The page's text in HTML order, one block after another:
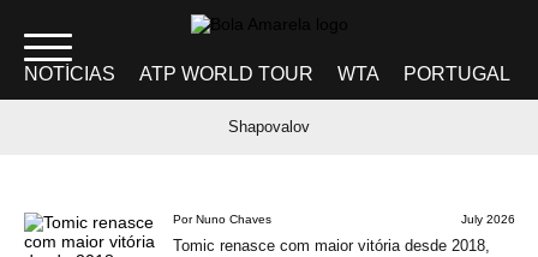
NOTÍCIAS ATP WORLD TOUR WTA PORTUGAL
Shapovalov
Por Nuno Chaves July 2026
Tomic renasce com maior vitória desde 2018,